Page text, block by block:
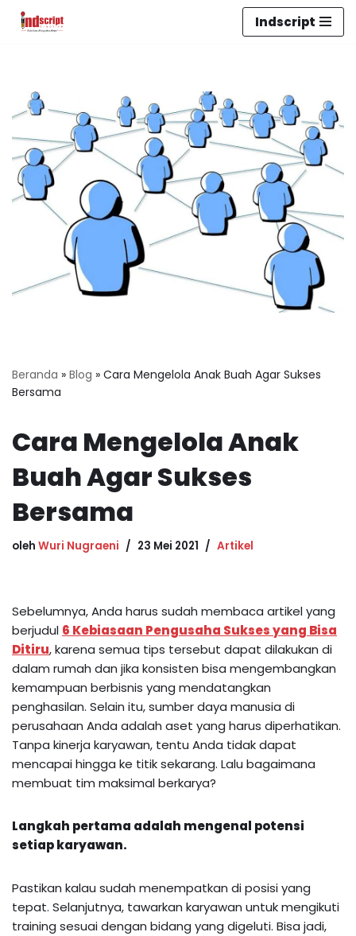
Indscript
Beranda » Blog » Cara Mengelola Anak Buah Agar Sukses
Bersama
Cara Mengelola Anak
Buah Agar Sukses
Bersama
oleh Wuri Nugraeni 23 Mei 2021 Artikel
Sebelumnya, Anda harus sudah membaca artikel yang
berjudul 6 Kebiasaan Pengusaha Sukses yang Bisa
Ditiru, karena semua tips tersebut dapat dilakukan di
dalam rumah dan jika konsisten bisa mengembangkan
kemampuan berbisnis yang mendatangkan
penghasilan. Selain itu, sumber daya manusia di
perusahaan Anda adalah aset yang harus diperhatikan.
Tanpa kinerja karyawan, tentu Anda tidak dapat
mencapai hingga ke titik sekarang. Lalu bagaimana
membuat tim maksimal berkarya?
Langkah pertama adalah mengenal potensi
setiap karyawan.
Pastikan kalau sudah menempatkan di posisi yang
tepat. Selanjutnya, tawarkan karyawan untuk mengikuti
training sesuai dengan bidang yang digeluti. Bisa jadi,